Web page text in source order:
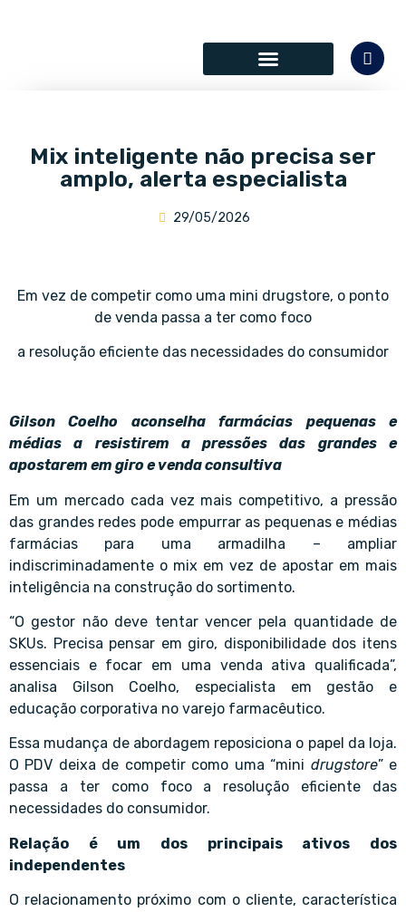
Mix inteligente não precisa ser
amplo, alerta especialista
29/05/2026
Em vez de competir como uma mini drugstore, o ponto
de venda passa a ter como foco
a resolução eficiente das necessidades do consumidor
Gilson Coelho aconselha farmácias pequenas e
médias a resistirem a pressões das grandes e
apostarem em giro e venda consultiva
Em um mercado cada vez mais competitivo, a pressão
das grandes redes pode empurrar as pequenas e médias
farmácias para uma armadilha – ampliar
indiscriminadamente o mix em vez de apostar em mais
inteligência na construção do sortimento.
“O gestor não deve tentar vencer pela quantidade de
SKUs. Precisa pensar em giro, disponibilidade dos itens
essenciais e focar em uma venda ativa qualificada”,
analisa Gilson Coelho, especialista em gestão e
educação corporativa no varejo farmacêutico.
Essa mudança de abordagem reposiciona o papel da loja.
O PDV deixa de competir como uma “mini drugstore” e
passa a ter como foco a resolução eficiente das
necessidades do consumidor.
Relação é um dos principais ativos dos
independentes
O relacionamento próximo com o cliente, característica